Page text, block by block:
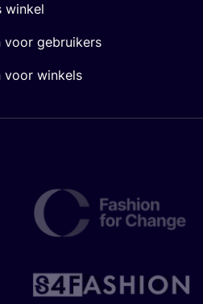
winkel
voor gebruikers
voor winkels